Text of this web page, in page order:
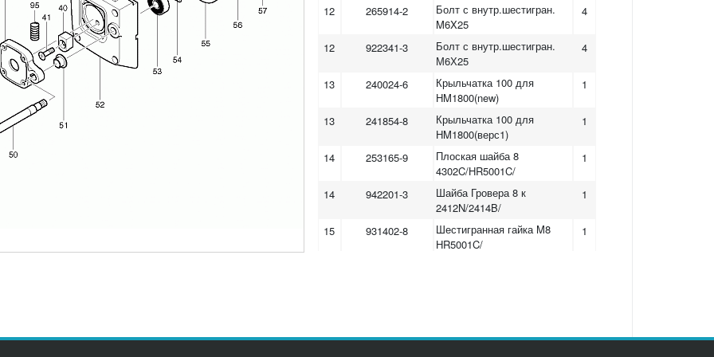
12 265914-2
Болт с внутр.шестигран.
M6X25
4
12 922341-3
Болт с внутр.шестигран.
М6Х25
4
13 240024-6
Крыльчатка 100 для
HM1800(new)
1
13 241854-8
Крыльчатка 100 для
HM1800(верс1)
1
14 253165-9
Плоская шайба 8
4302C/HR5001C/
1
14 942201-3
Шайба Гровера 8 к
2412N/2414B/
1
15 931402-8
Шестигранная гайка M8
HR5001C/
1
17 624953-5
Cтатор 220В для модели
1